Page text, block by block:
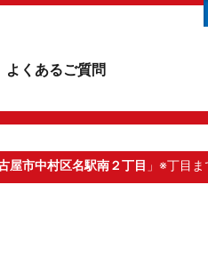
よくあるご質問
屋市中村区名駅南２丁目 」※丁目ま